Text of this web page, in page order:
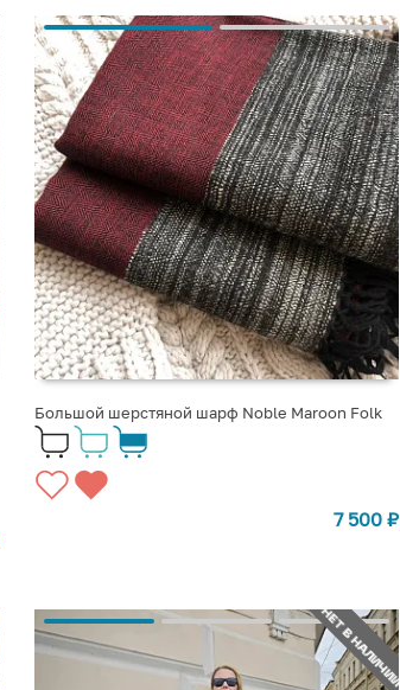
Большой шерстяной шарф Noble Maroon Folk
7 500 ₽
НЕТ В НАЛИЧИИ